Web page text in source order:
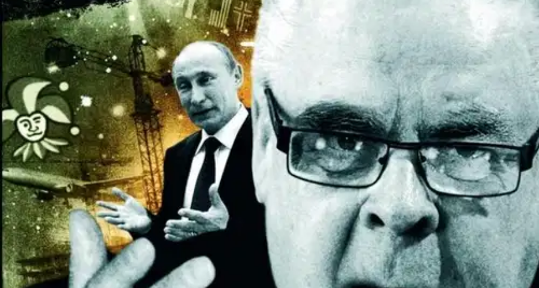
Näytä lisää tuotekuvausta
Ominaisuudet
Oletko tyytyväinen tuotetietoihin?
Ovatko tuotetiedot riittävät? Jos tuotetiedoissa on puutteita tai niitä voisi muuten parantaa, anna palautetta.
Anna palautetta,Avautuu uuteen välilehteen
Ilmainen palautus 30 päivää.*
Nouto myymälästä ilman toimituskuluja.
Asiakasomistajalle Bonusta jopa 5 %.*
Verkkokauppa